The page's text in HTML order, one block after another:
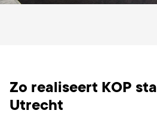
Zo realiseert KOP
Utrecht